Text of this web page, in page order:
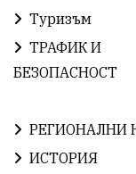
Туризъм
ТРАФИК И
БЕЗОПАСНОСТ
РЕГИОНАЛНИ
ИСТОРИЯ